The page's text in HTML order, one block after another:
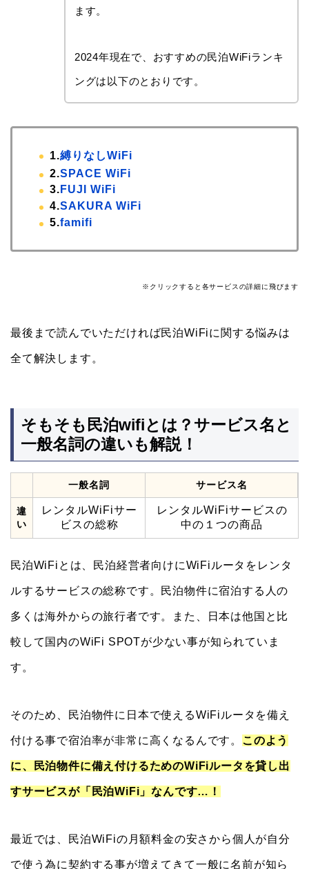
ます。
2024年現在で、おすすめの民泊WiFiランキ
ングは以下のとおりです。
1.縛りなしWiFi
2.SPACE WiFi
3. FUJI WiFi
4.SAKURA WiFi
5.famifi
※クリックすると各サービスの詳細に飛びます
最後まで読んでいただければ民泊WiFiに関する悩みは
全て解決します。
そもそも民泊wifiとは？サービス名と
一般名詞の違いも解説！
一般名詞 サービス名
違
い
レンタルWiFiサー
ビスの総称
レンタルWiFiサービスの
中の１つの商品
民泊WiFiとは、民泊経営者向けにWiFiルータをレンタ
ルするサービスの総称です。民泊物件に宿泊する人の
多くは海外からの旅行者です。また、日本は他国と比
較して国内のWiFi SPOTが少ない事が知られていま
す。
そのため、民泊物件に日本で使えるWiFiルータを備え
付ける事で宿泊率が非常に高くなるんです。 このよう
に、民泊物件に備え付けるためのWiFiルータを貸し出
すサービスが「民泊WiFi」なんです…！
最近では、民泊WiFiの月額料金の安さから個人が自分
で使う為に契約する事が増えてきて一般に名前が知ら